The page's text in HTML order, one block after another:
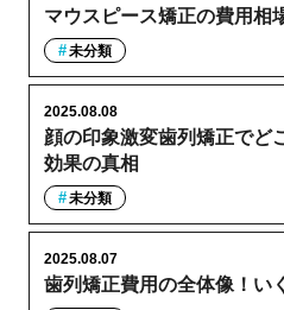
マウスピース矯正の費用相
未分類
顔の印象激変歯列矯正でど
効果の真相
2025.08.08
未分類
歯列矯正費用の全体像！い
2025.08.07